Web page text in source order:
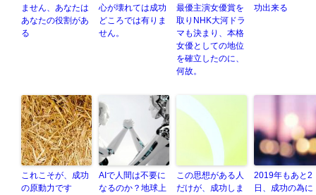
ません、あなたは
あなたの役割があ
る
心が壊れては成功
どころでは有りま
せん。
最優主演女優賞を
取りNHK大河ドラ
マも決まり、本格
女優としての地位
を確立したのに、
何故。
功出来る
これこそが、成功
の原動力です
AIで人間は不要に
なるのか？地球上
この思想がある人
だけが、成功しま
2019年もあと2
日、成功の為に